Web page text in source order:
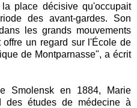
place décisive qu'occupait
des avant-gardes. Son
les grands mouvements
un regard sur l'École de
de Montparnasse", a écrit
Smolensk en 1884, Marie
des études de médecine à